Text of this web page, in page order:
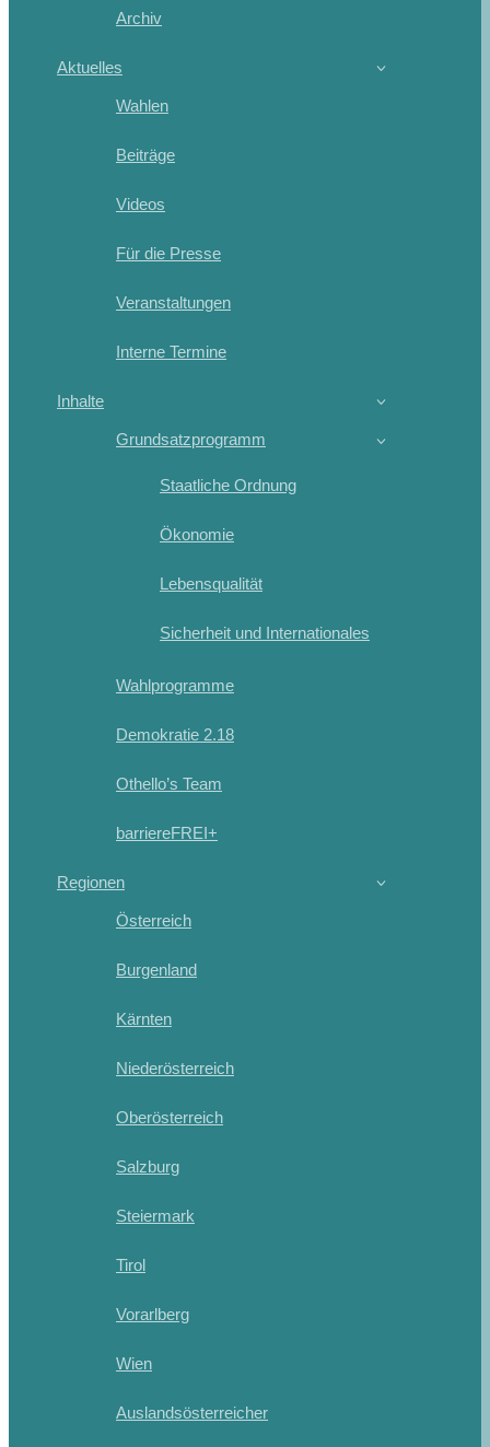
Archiv
Aktuelles
Wahlen
Beiträge
Videos
Für die Presse
Veranstaltungen
Interne Termine
Inhalte
Grundsatzprogramm
Staatliche Ordnung
Ökonomie
Lebensqualität
Sicherheit und Internationales
Wahlprogramme
Demokratie 2.18
Othello’s Team
barriereFREI+
Regionen
Österreich
Burgenland
Kärnten
Niederösterreich
Oberösterreich
Salzburg
Steiermark
Tirol
Vorarlberg
Wien
Auslandsösterreicher